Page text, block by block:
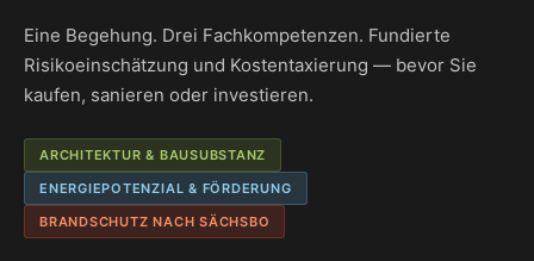
Eine Begehung. Drei Fachkompetenzen. Fundierte
Risikoeinschätzung und Kostentaxierung — bevor Sie
kaufen, sanieren oder investieren.
ARCHITEKTUR & BAUSUBSTANZ
ENERGIEPOTENZIAL & FÖRDERUNG
BRANDSCHUTZ NACH SÄCHSBO